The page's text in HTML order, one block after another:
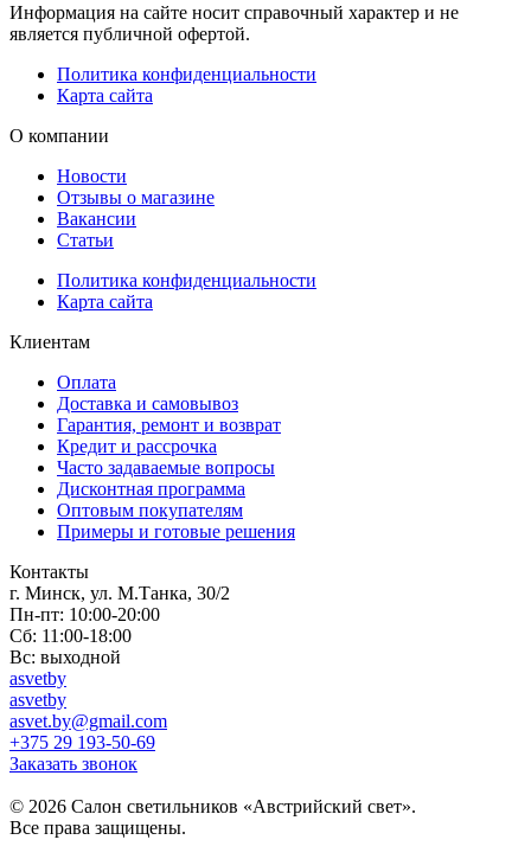
Информация на сайте носит справочный характер и не
является публичной офертой.
Политика конфиденциальности
Карта сайта
О компании
Новости
Отзывы о магазине
Вакансии
Статьи
Политика конфиденциальности
Карта сайта
Клиентам
Оплата
Доставка и самовывоз
Гарантия, ремонт и возврат
Кредит и рассрочка
Часто задаваемые вопросы
Дисконтная программа
Оптовым покупателям
Примеры и готовые решения
Контакты
г. Минск, ул. М.Танка, 30/2
Пн-пт: 10:00-20:00
Сб: 11:00-18:00
Вс: выходной
asvetby
asvetby
asvet.by@gmail.com
+375 29 193-50-69
Заказать звонок
© 2026 Салон светильников «Австрийский свет».
Все права защищены.